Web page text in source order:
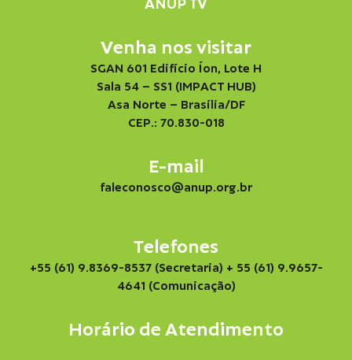
ANUP TV
Venha nos visitar
SGAN 601 Edifício Íon, Lote H
Sala 54 – SS1 (IMPACT HUB)
Asa Norte – Brasília/DF
CEP.: 70.830-018
E-mail
faleconosco@anup.org.br
Telefones
+55 (61) 9.8369-8537 (Secretaria) + 55 (61) 9.9657-
4641 (Comunicação)
Horário de Atendimento